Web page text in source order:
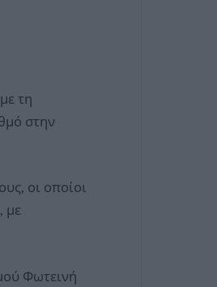
τη
στην
οι οποίοι
με
Φωτεινή